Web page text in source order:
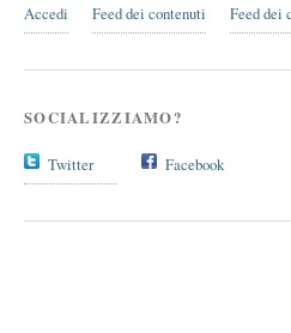
Accedi Feed dei contenuti Feed dei
SOCIALIZZIAMO?
Twitter Facebook